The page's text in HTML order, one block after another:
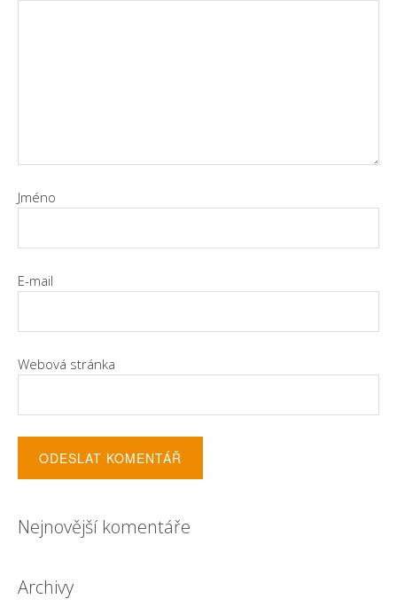
Jméno
E-mail
Webová stránka
Nejnovější komentáře
Archivy